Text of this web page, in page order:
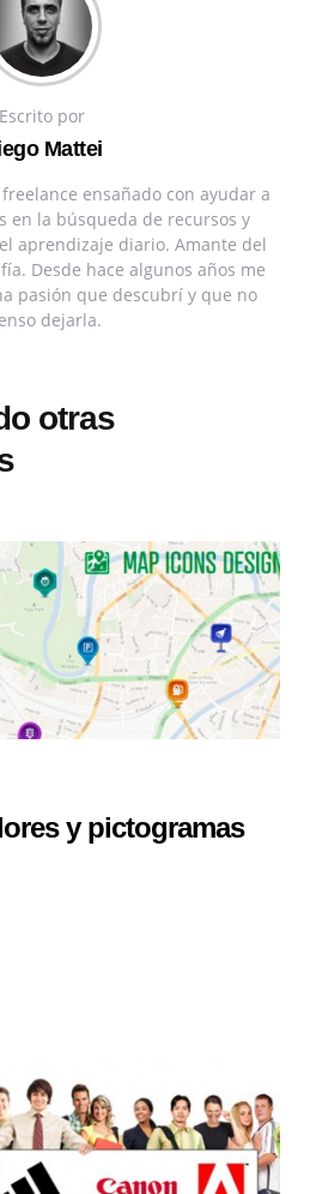
Escrito por
Mattei
ensañado con ayudar a
en la búsqueda de recursos y
aprendizaje diario. Amante del
Desde hace algunos años me
pasión que descubrí y que no
dejarla.
otras
y pictogramas